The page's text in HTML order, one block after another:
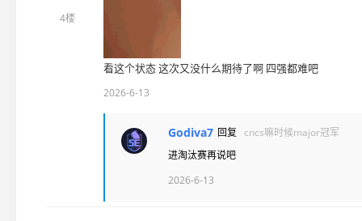
4楼
看这个状态 这次又没什么期待了啊 四强都难吧
2026-6-13
Godiva7 回复
cncs嘛时候major冠军
进淘汰赛再说吧
2026-6-13